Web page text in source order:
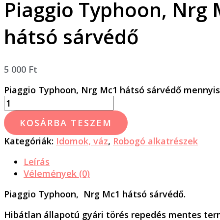
Piaggio Typhoon, Nrg
hátsó sárvédő
5 000 Ft
Piaggio Typhoon, Nrg Mc1 hátsó sárvédő
KOSÁRBA TESZEM
Kategóriák: Idomok, váz, Robogó alkatrészek
Leírás
Vélemények (0)
Piaggio Typhoon, Nrg Mc1 hátsó sárvédő.
Hibátlan állapotú gyári törés repedés mentes